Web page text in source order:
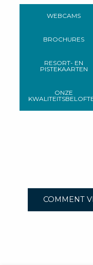
WEBCAMS
BROCHURES
RESORT- EN
PISTEKAARTEN
ONZE
COMMENT